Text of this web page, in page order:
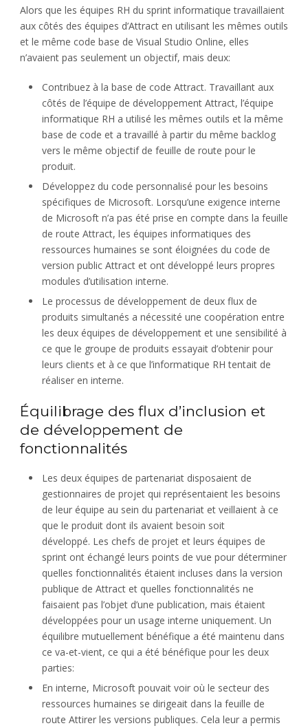
Alors que les équipes RH du sprint informatique travaillaient
aux côtés des équipes d’Attract en utilisant les mêmes outils
et le même code base de Visual Studio Online, elles
n’avaient pas seulement un objectif, mais deux:
Contribuez à la base de code Attract. Travaillant aux
côtés de l’équipe de développement Attract, l’équipe
informatique RH a utilisé les mêmes outils et la même
base de code et a travaillé à partir du même backlog
vers le même objectif de feuille de route pour le
produit.
Développez du code personnalisé pour les besoins
spécifiques de Microsoft. Lorsqu’une exigence interne
de Microsoft n’a pas été prise en compte dans la feuille
de route Attract, les équipes informatiques des
ressources humaines se sont éloignées du code de
version public Attract et ont développé leurs propres
modules d’utilisation interne.
Le processus de développement de deux flux de
produits simultanés a nécessité une coopération entre
les deux équipes de développement et une sensibilité à
ce que le groupe de produits essayait d’obtenir pour
leurs clients et à ce que l’informatique RH tentait de
réaliser en interne.
Équilibrage des flux d’inclusion et
de développement de
fonctionnalités
Les deux équipes de partenariat disposaient de
gestionnaires de projet qui représentaient les besoins
de leur équipe au sein du partenariat et veillaient à ce
que le produit dont ils avaient besoin soit
développé. Les chefs de projet et leurs équipes de
sprint ont échangé leurs points de vue pour déterminer
quelles fonctionnalités étaient incluses dans la version
publique de Attract et quelles fonctionnalités ne
faisaient pas l’objet d’une publication, mais étaient
développées pour un usage interne uniquement. Un
équilibre mutuellement bénéfique a été maintenu dans
ce va-et-vient, ce qui a été bénéfique pour les deux
parties:
En interne, Microsoft pouvait voir où le secteur des
ressources humaines se dirigeait dans la feuille de
route Attirer les versions publiques. Cela leur a permis